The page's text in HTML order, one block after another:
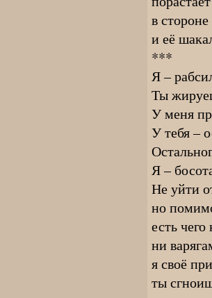
в
и её
***
Я –
Ты
У меня
У тебя –
Я –
Не уйти
но
есть
ни
я своё
ты